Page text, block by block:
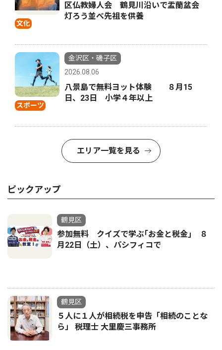
文化
区仏教婦人会 鶴見川沿いで盂蘭盆会
灯ろう並べ先祖を供養
スポーツ
金沢区・磯子区
2026.08.06
八景島で無料ヨット体験 ８月15
日、23日 小学４年以上
エリア一覧を見る
ピックアップ
鶴見区
参加無料 クイズで学ぶ｢お金と税金｣ ８
月22日（土）、パシフィコで
鶴見区
５人に１人が相続税を申告「相続のことな
ら」 税理士 大里慶三事務所